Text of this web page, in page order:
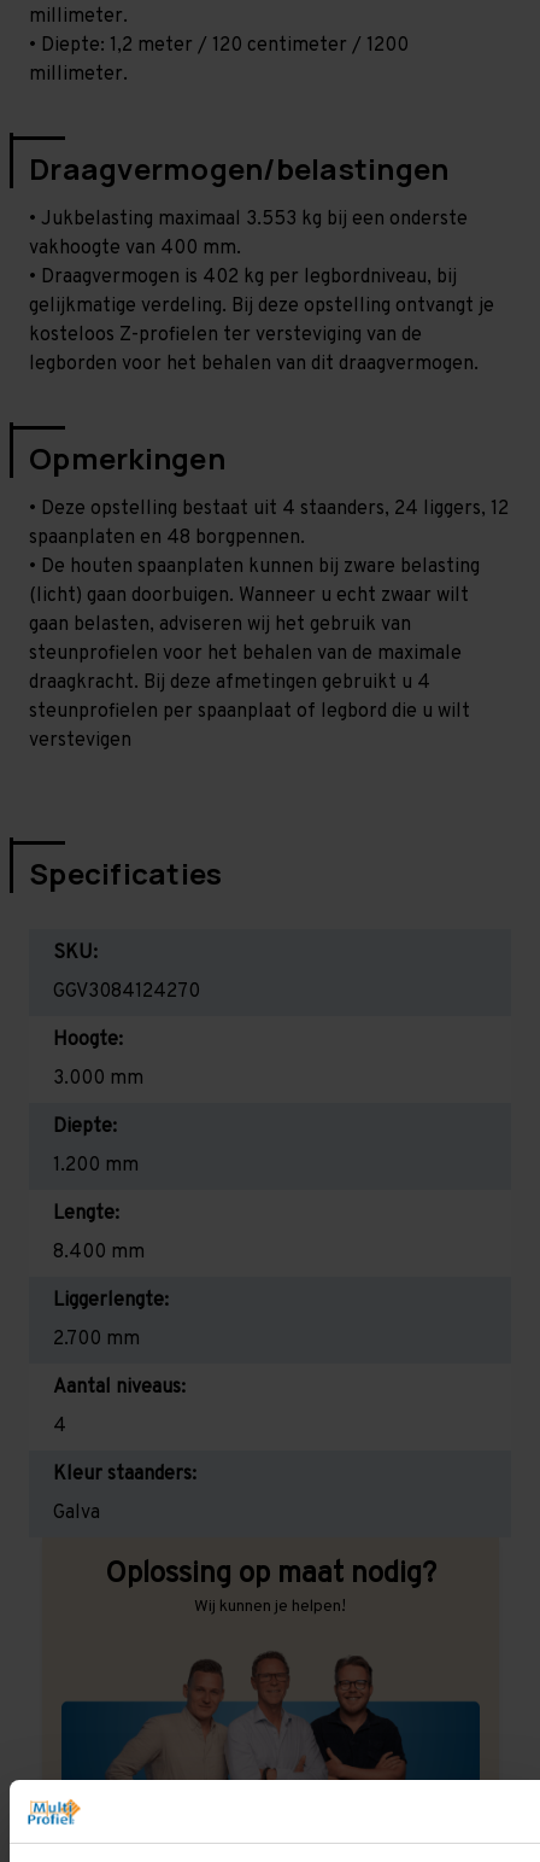
millimeter.
• Diepte: 1,2 meter / 120 centimeter / 1200
millimeter.
Draagvermogen/belastingen
• Jukbelasting maximaal 3.553 kg bij een onderste
vakhoogte van 400 mm.
• Draagvermogen is 402 kg per legbordniveau, bij
gelijkmatige verdeling. Bij deze opstelling ontvangt je
kosteloos Z-profielen ter versteviging van de
legborden voor het behalen van dit draagvermogen.
Opmerkingen
• Deze opstelling bestaat uit 4 staanders, 24 liggers, 12
spaanplaten en 48 borgpennen.
• De houten spaanplaten kunnen bij zware belasting
(licht) gaan doorbuigen. Wanneer u echt zwaar wilt
gaan belasten, adviseren wij het gebruik van
steunprofielen voor het behalen van de maximale
draagkracht. Bij deze afmetingen gebruikt u 4
steunprofielen per spaanplaat of legbord die u wilt
verstevigen
Specificaties
SKU:
GGV3084124270
Hoogte:
3.000 mm
Diepte:
1.200 mm
Lengte:
8.400 mm
Liggerlengte:
2.700 mm
Aantal niveaus:
4
Kleur staanders:
Galva
Oplossing op maat nodig?
Wij kunnen je helpen!
Een maat die niet op de site staat? Hogere